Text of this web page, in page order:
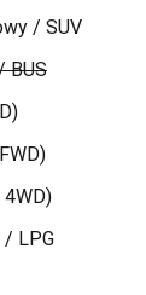
/ SUV
BUS
4WD)
/ LPG